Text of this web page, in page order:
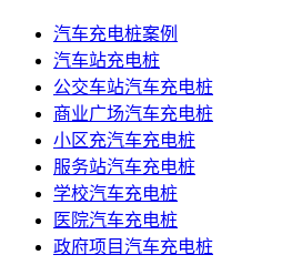
汽车充电桩案例
汽车站充电桩
公交车站汽车充电桩
商业广场汽车充电桩
小区充汽车充电桩
服务站汽车充电桩
学校汽车充电桩
医院汽车充电桩
政府项目汽车充电桩